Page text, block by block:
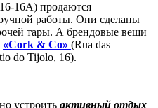
16A) продаются
работы. Они сделаны
тары. А брендовые вещи
«Cork & Co» (Rua das
do Tijolo, 16).
устроить активный отдых